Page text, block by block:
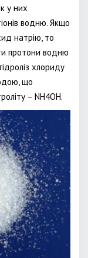
у них
водню. Якщо
натрію, то
протони водню
хлориду
що
– NH4OH.